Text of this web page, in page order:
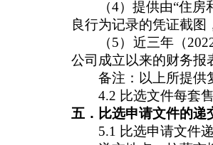
（4）提供由“住房
良行为记录的凭证截图
（5）近三年（
公司成立以来的财务报
备注：以上所提供
4.2 比选文件每套
五．比选申请文件的递
5.1 比选申请文件